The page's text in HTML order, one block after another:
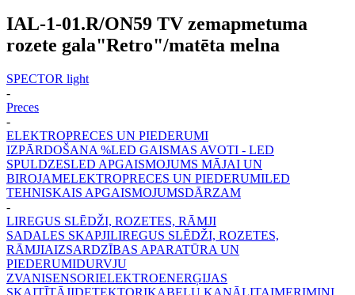
IAL-1-01.R/ON59 TV zemapmetuma
rozete gala"Retro"/matēta melna
SPECTOR light
-
Preces
-
ELEKTROPRECES UN PIEDERUMI
IZPĀRDOŠANA %LED GAISMAS AVOTI - LED
SPULDZESLED APGAISMOJUMS MĀJAI UN
BIROJAMELEKTROPRECES UN PIEDERUMILED
TEHNISKAIS APGAISMOJUMSDĀRZAM
-
LIREGUS SLĒDŽI, ROZETES, RĀMJI
SADALES SKAPJILIREGUS SLĒDŽI, ROZETES,
RĀMJIAIZSARDZĪBAS APARATŪRA UN
PIEDERUMIDURVJU
ZVANISENSORIELEKTROENERĢIJAS
SKAITĪTĀJIDETEKTORIKABEĻU KANĀLITAIMERIMINI